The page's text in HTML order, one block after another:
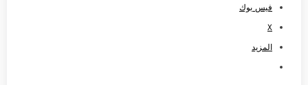
فيس بوك
X
المزيد